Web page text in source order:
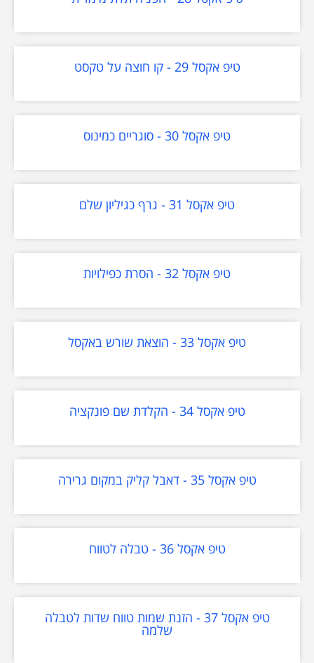
טיפ אקסל 29 - קו חוצה על טקסט
טיפ אקסל 30 - סוגריים כמינוס
טיפ אקסל 31 - גרף כגיליון שלם
טיפ אקסל 32 - הסרת כפילויות
טיפ אקסל 33 - הוצאת שורש באקסל
טיפ אקסל 34 - הקלדת שם פונקציה
טיפ אקסל 35 - דאבל קליק במקום גרירה
טיפ אקסל 36 - טבלה לטווח
טיפ אקסל 37 - הזנת שמות טווח שדות לטבלה
שלמה